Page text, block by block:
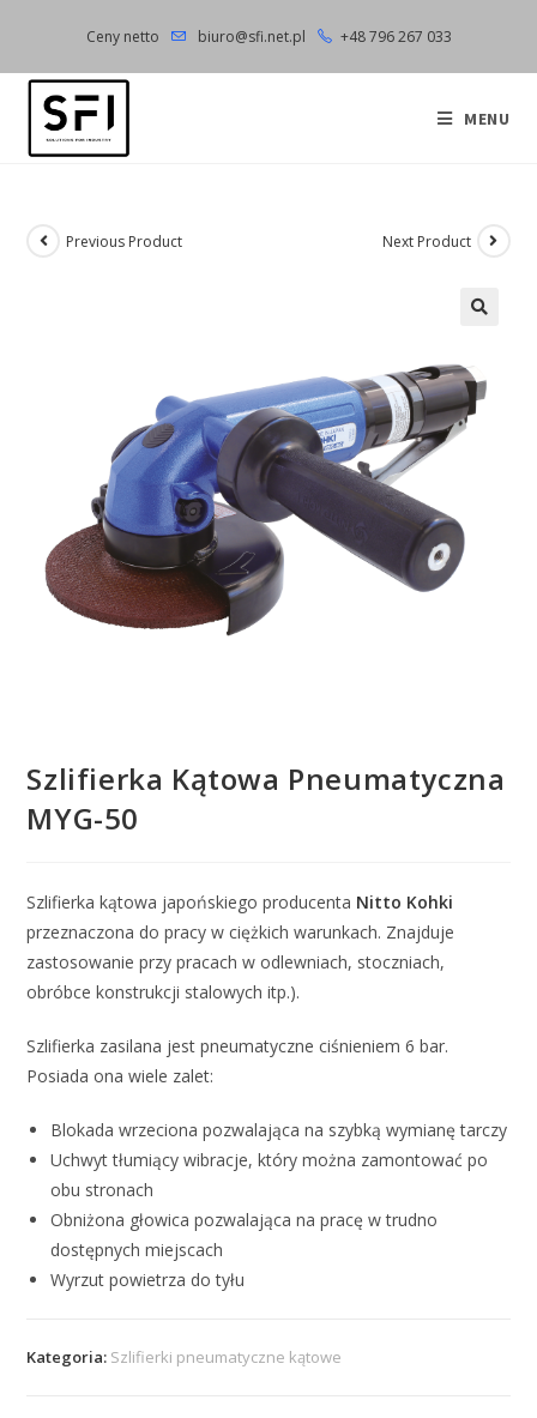
content
Ceny netto biuro@sfi.net.pl +48 796 267 033
MENU
Previous Product Next Product
Szlifierka Kątowa Pneumatyczna
MYG-50
Szlifierka kątowa japońskiego producenta Nitto Kohki
przeznaczona do pracy w ciężkich warunkach. Znajduje
zastosowanie przy pracach w odlewniach, stoczniach,
obróbce konstrukcji stalowych itp.).
Szlifierka zasilana jest pneumatyczne ciśnieniem 6 bar.
Posiada ona wiele zalet:
Blokada wrzeciona pozwalająca na szybką wymianę tarczy
Uchwyt tłumiący wibracje, który można zamontować po
obu stronach
Obniżona głowica pozwalająca na pracę w trudno
dostępnych miejscach
Wyrzut powietrza do tyłu
Kategoria: Szlifierki pneumatyczne kątowe